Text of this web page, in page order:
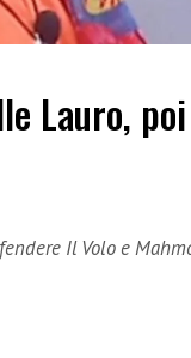
Lauro,
Il Volo e